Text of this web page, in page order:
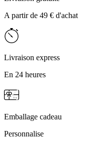
A partir de 49 € d'achat
Livraison express
En 24 heures
Emballage cadeau
Personnalise